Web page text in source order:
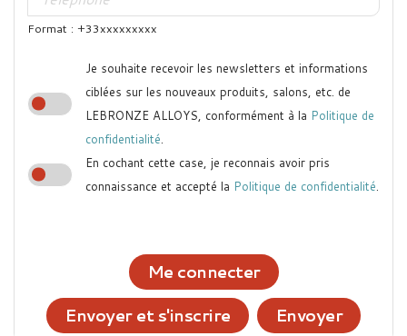
Format : +33xxxxxxxxx
Je souhaite recevoir les newsletters et informations
ciblées sur les nouveaux produits, salons, etc. de
LEBRONZE ALLOYS, conformément à la Politique de
confidentialité.
En cochant cette case, je reconnais avoir pris
connaissance et accepté la Politique de confidentialité.
Me connecter
Envoyer et s'inscrire
Envoyer